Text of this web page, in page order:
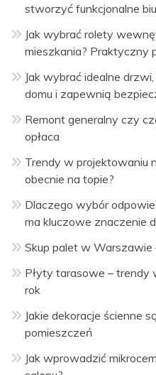
stworzyć funkcjonalne
Jak wybrać rolety
mieszkania? Praktyczny
Jak wybrać idealne
domu i zapewnią
Remont generalny czy
opłaca
Trendy w projektowaniu
obecnie na topie?
Dlaczego wybór
ma kluczowe znaczenie
Skup palet w
Płyty tarasowe – trendy
rok
Jakie dekoracje ścienne
pomieszczeń
Jak wprowadzić